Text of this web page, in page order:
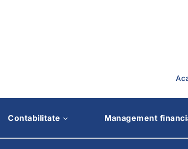
Contabilitate Management